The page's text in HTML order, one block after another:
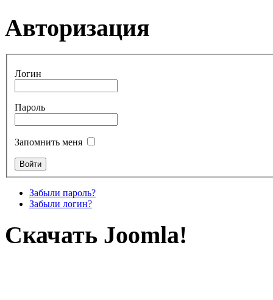
Авторизация
Логин
Пароль
Запомнить меня
Забыли пароль?
Забыли логин?
Скачать Joomla!